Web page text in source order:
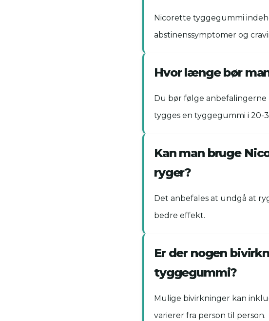
Nicorette tyggegummi
abstinenssymptomer og
Hvor længe bør
Du bør følge
tygges en tyggegummi i 20-
Kan man bruge
ryger?
Det anbefales at undgå at
bedre effekt.
Er der nogen
tyggegummi?
Mulige bivirkninger kan
varierer fra person til person.